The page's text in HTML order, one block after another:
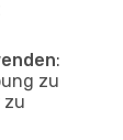
:
zu
zu